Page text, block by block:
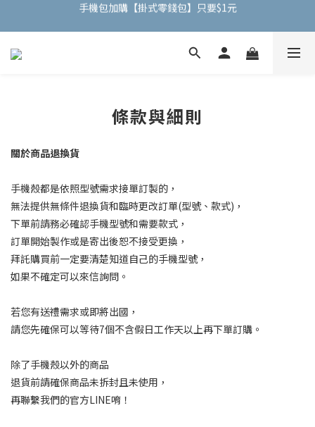
全館任選滿兩件現折$50｜三件折$100
全館任選滿兩件現折$50｜三件折$100
條款與細則
關於商品退換貨
手機殼都是依照型號需求接單訂製的，
無法提供無條件退換貨和臨時更改訂單(型號、款式)，
下單前請務必確認手機型號和需要款式，
訂單開始製作或是寄出後恕不接受更換，
拜託購買前一定要清楚知道自己的手機型號，
如果不確定可以來信詢問。
若您有送禮需求或即將出國，
請您先確保可以等待7個不含假日工作天以上再下單訂購。
除了手機殼以外的商品
退貨前請確保商品未拆封且未使用，
再聯繫我們的官方LINE唷！